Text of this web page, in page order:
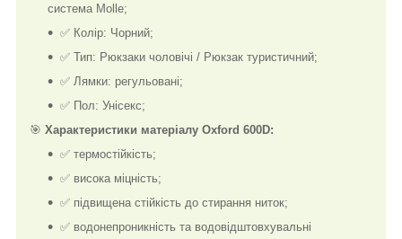
система Molle;
✅ Колір: Чорний;
✅ Тип: Рюкзаки чоловічі / Рюкзак туристичний;
✅ Лямки: регульовані;
✅ Пол: Унісекс;
🎯 Характеристики матеріалу Oxford 600D:
✅ термостійкість;
✅ висока міцність;
✅ підвищена стійкість до стирання ниток;
✅ водонепроникність та водовідштовхувальні